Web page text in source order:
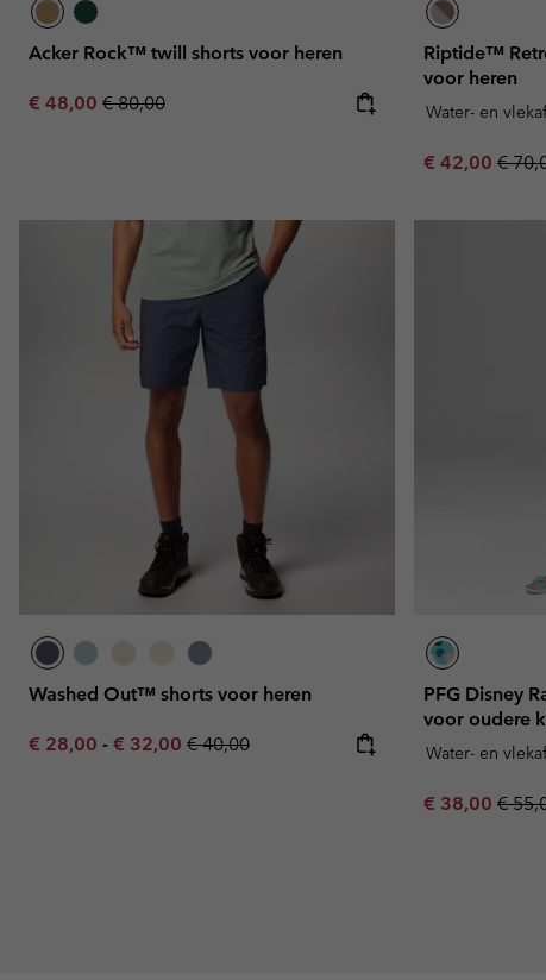
Acker Rock™ twill shorts voor heren
Sale price:
€ 48,00 Regular price:
€ 80,00
Riptide™
voor heren
Water- en
Sale price:
€ 42,00 €
Washed Out™ shorts voor heren
Minimum sale price:
€ 28,00 - Maximum sale price:
€ 32,00 Regular price:
€ 40,00
PFG Disney
voor oudere
Water- en
Sale price:
€ 38,00 €